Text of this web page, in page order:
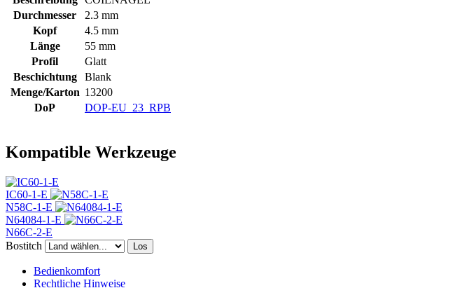
Durchmesser
2.3 mm
Kopf
4.5 mm
Länge
55 mm
Profil
Glatt
Beschichtung
Blank
Menge/Karton 13200
DoP
DOP-EU_23_RPB
Kompatible Werkzeuge
IC60-1-E
N58C-1-E
N64084-1-E
N66C-2-E
Bostitch
Los
Bedienkomfort
Rechtliche Hinweise